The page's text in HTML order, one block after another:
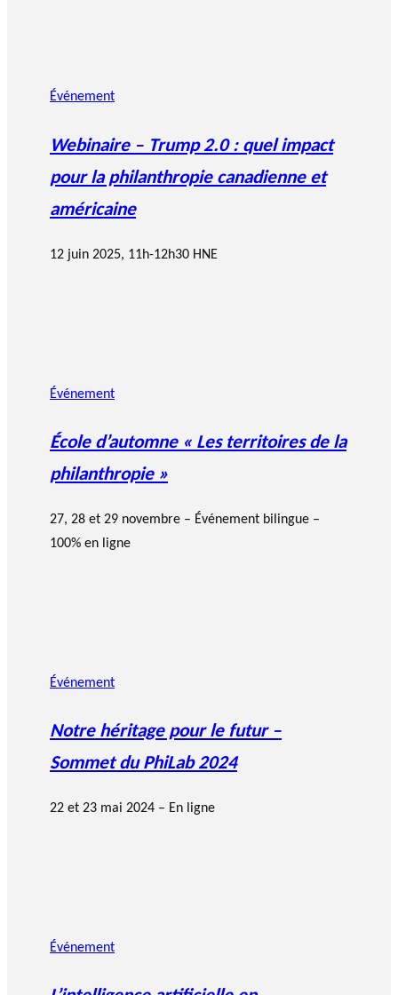
Événement
Webinaire – Trump 2.0 : quel impact
pour la philanthropie canadienne et
américaine
12 juin 2025, 11h-12h30 HNE
Événement
École d’automne « Les territoires de la
philanthropie »
27, 28 et 29 novembre – Événement bilingue –
100% en ligne
Événement
Notre héritage pour le futur –
Sommet du PhiLab 2024
22 et 23 mai 2024 – En ligne
Événement